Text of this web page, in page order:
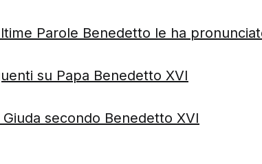
Parole Benedetto le ha
su Papa Benedetto XVI
secondo Benedetto XVI